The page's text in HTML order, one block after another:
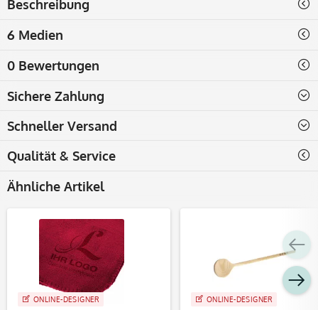
Beschreibung
6 Medien
0 Bewertungen
Sichere Zahlung
Schneller Versand
Qualität & Service
Ähnliche Artikel
ONLINE-DESIGNER ONLINE-DESIGNER